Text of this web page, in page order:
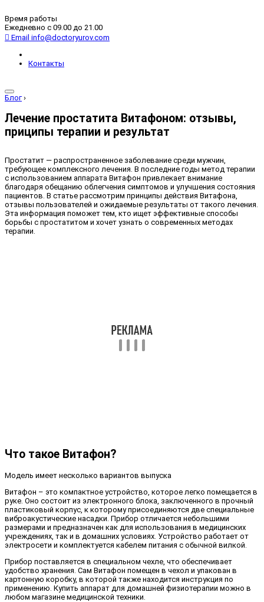
Время работы
Ежедневно с 09.00 до 21.00
Email info@doctoryurov.com
Контакты
Блог ›
Лечение простатита Витафоном: отзывы,
приципы терапии и результат
Простатит — распространенное заболевание среди мужчин,
требующее комплексного лечения. В последние годы метод терапии
с использованием аппарата Витафон привлекает внимание
благодаря обещанию облегчения симптомов и улучшения состояния
пациентов. В статье рассмотрим принципы действия Витафона,
отзывы пользователей и ожидаемые результаты от такого лечения.
Эта информация поможет тем, кто ищет эффективные способы
борьбы с простатитом и хочет узнать о современных методах
терапии.
Что такое Витафон?
Модель имеет несколько вариантов выпуска
Витафон – это компактное устройство, которое легко помещается в
руке. Оно состоит из электронного блока, заключенного в прочный
пластиковый корпус, к которому присоединяются две специальные
виброакустические насадки. Прибор отличается небольшими
размерами и предназначен как для использования в медицинских
учреждениях, так и в домашних условиях. Устройство работает от
электросети и комплектуется кабелем питания с обычной вилкой.
Прибор поставляется в специальном чехле, что обеспечивает
удобство хранения. Сам Витафон помещен в чехол и упакован в
картонную коробку, в которой также находится инструкция по
применению. Купить аппарат для домашней физиотерапии можно в
любом магазине медицинской техники.